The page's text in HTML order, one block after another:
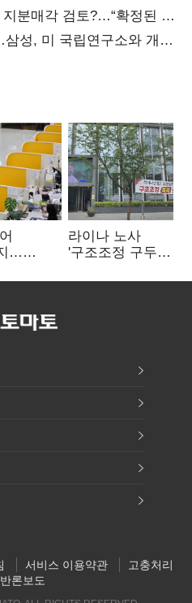
분매각 검토?…“확정된 바
성, 미 국립연구소와 개발
…
은행
라이나 노사
'구조조정 구두
서비스 이용약관
고충처리
론보도